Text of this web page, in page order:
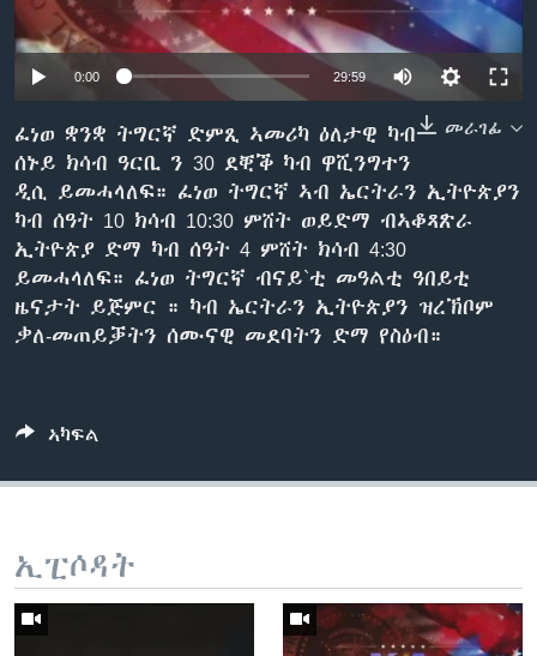
ቂሔ ጽልሚ
ቋንቋታት
Auto 240p 360p 480p
720p 1080p
0:00 29:59
240p
480p
1080p
መራገፊ
ፈነወ ቋንቋ ትግርኛ ድምጺ ኣመሪካ ዕለታዊ ካብ
ሰኑይ ክሳብ ዓርቢ ን 30 ደቒቕ ካብ ዋሺንግተን
ዲሲ ይመሓላለፍ። ፈነወ ትግርኛ ኣብ ኤርትራን ኢትዮጵያን
ካብ ሰዓት 10 ክሳብ 10:30 ምሸት ወይድማ ብኣቆጻጽራ
ኢትዮጵያ ድማ ካብ ሰዓት 4 ምሸት ክሳብ 4:30
ይመሓላለፍ። ፈነወ ትግርኛ ብናይ`ቲ መዓልቲ ዓበይቲ
ዜናታት ይጅምር ። ካብ ኤርትራን ኢትዮጵያን ዝረኽቦም
ቃለ-መጠይቓትን ሰሙናዊ መደባትን ድማ የስዕብ።
ኣካፍል
ኢፒሶዳት